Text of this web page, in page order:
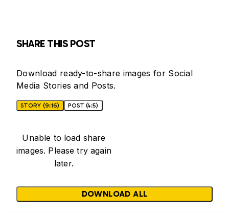
SHARE THIS POST
Download ready-to-share images for Social
Media Stories and Posts.
STORY (9:16) POST (4:5)
Unable to load share
images. Please try again
later.
DOWNLOAD ALL